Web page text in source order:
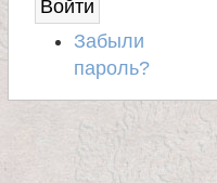
в
Забыли
пароль?